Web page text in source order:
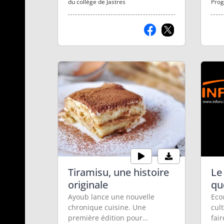
voir en ce moment et des
ateliers et visites guidées à
Tiramisu, une histoire
originale
Ayoub lance une nouvelle
chronique cuisine. Une
première édition pour